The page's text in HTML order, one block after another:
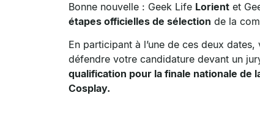
Bonne nouvelle : Geek Life Lorient et
étapes officielles de sélection de la
En participant à l’une de ces deux
défendre votre candidature devant un
qualification pour la finale nationale de
Cosplay.